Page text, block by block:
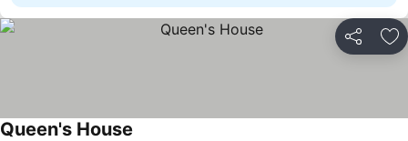
แชร์ เ
Queen's House